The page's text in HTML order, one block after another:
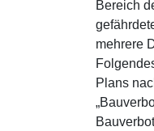
Bereich
mehrere
Plans